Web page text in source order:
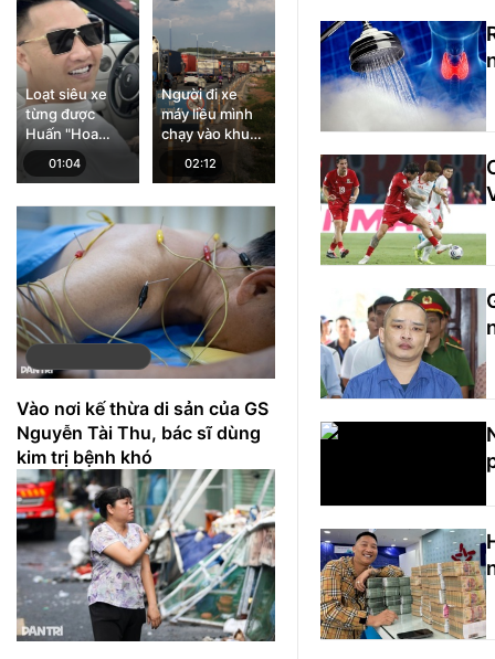
Loạt siêu xe
từng được
Huấn "Hoa
Hồng" khoe
trên mạng
01:04
Người đi xe
máy liều mình
chạy vào khu
vực cấm ở dự
án Vành đai 3
02:12
Vào nơi kế thừa di sản của GS
Nguyễn Tài Thu, bác sĩ dùng
kim trị bệnh khó